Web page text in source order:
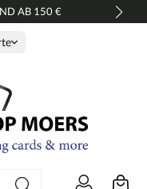
AB 150 €